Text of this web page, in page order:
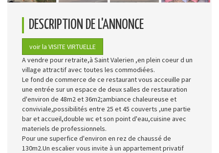
DESCRIPTION DE L'ANNONCE
voir la VISITE VIRTUELLE
A vendre pour retraite,à Saint Valerien ,en plein coeur d un
village attractif avec toutes les commodiées.
Le fond de commerce de ce restaurant vous acceuille par
une entrée sur un espace de deux salles de restauration
d'environ de 48m2 et 36m2;ambiance chaleureuse et
conviviale,possibilités entre 25 et 45 couverts ,une partie
bar et accueil,double wc et son point d'eau,cuisine avec
materiels de professionnels.
Pour une superfice d'environ en rez de chaussé de
130m2.Un escalier vous invite à un appartement privatif